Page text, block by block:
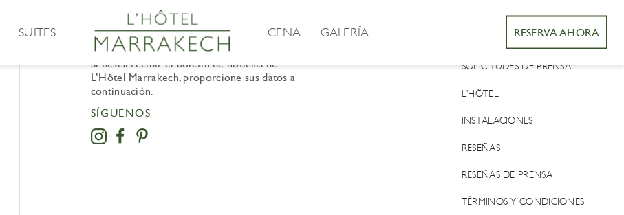
SUITES CENA GALERÍA RESERVA AHORA
BOLETÍN INFORMATIVO
Si desea recibir el boletín de noticias de
L’Hôtel Marrakech, proporcione sus datos a
continuación.
SÍGUENOS
CONTACTO
SOLICITUDES DE PRENSA
L’HÔTEL
INSTALACIONES
RESEÑAS
RESEÑAS DE PRENSA
TÉRMINOS Y CONDICIONES